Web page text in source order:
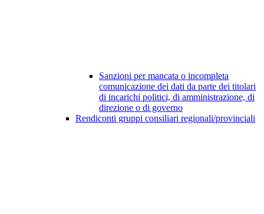
Sanzioni per mancata o incompleta
comunicazione dei dati da parte dei titolari
di incarichi politici, di amministrazione, di
direzione o di governo
Rendiconti gruppi consiliari regionali/provinciali